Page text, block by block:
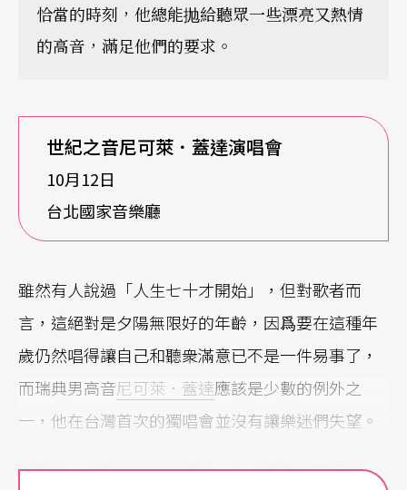
恰當的時刻，他總能抛給聽眾一些漂亮又熱情
的高音，滿足他們的要求。
世紀之音尼可萊．蓋達演唱會
10月12日
台北國家音樂廳
雖然有人說過「人生七十才開始」，但對歌者而
言，這絕對是夕陽無限好的年齡，因爲要在這種年
歲仍然唱得讓自己和聽衆滿意已不是一件易事了，
而瑞典男高音尼可萊．蓋達應該是少數的例外之
一，他在台灣首次的獨唱會並沒有讓樂迷們失望。
筆者第一次聽蓋達演唱是他一九六四年在慕尼黑